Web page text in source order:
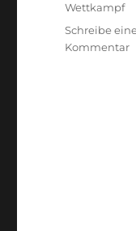
Wettkampf
Schreibe
Kommentarzu